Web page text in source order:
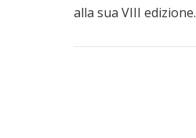
alla sua VIII edizione.